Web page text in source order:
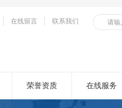
在线留言 联系我们
荣誉资质 在线服务